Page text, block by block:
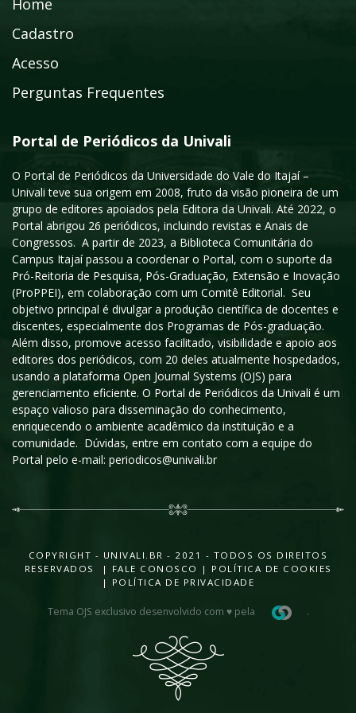
Home
Cadastro
Acesso
Perguntas Frequentes
Portal de Periódicos da Univali
O Portal de Periódicos da Universidade do Vale do Itajaí –
Univali teve sua origem em 2008, fruto da visão pioneira de um
grupo de editores apoiados pela Editora da Univali. Até 2022, o
Portal abrigou 26 periódicos, incluindo revistas e Anais de
Congressos. A partir de 2023, a Biblioteca Comunitária do
Campus Itajaí passou a coordenar o Portal, com o suporte da
Pró-Reitoria de Pesquisa, Pós-Graduação, Extensão e Inovação
(ProPPEI), em colaboração com um Comitê Editorial. Seu
objetivo principal é divulgar a produção científica de docentes e
discentes, especialmente dos Programas de Pós-graduação.
Além disso, promove acesso facilitado, visibilidade e apoio aos
editores dos periódicos, com 20 deles atualmente hospedados,
usando a plataforma Open Journal Systems (OJS) para
gerenciamento eficiente. O Portal de Periódicos da Univali é um
espaço valioso para disseminação do conhecimento,
enriquecendo o ambiente acadêmico da instituição e a
comunidade. Dúvidas, entre em contato com a equipe do
Portal pelo e-mail: periodicos@univali.br
COPYRIGHT - UNIVALI.BR - 2021 - TODOS OS DIREITOS
RESERVADOS |
FALE CONOSCO | POLÍTICA DE COOKIES
| POLÍTICA DE PRIVACIDADE
Tema OJS exclusivo desenvolvido com ♥ pela .